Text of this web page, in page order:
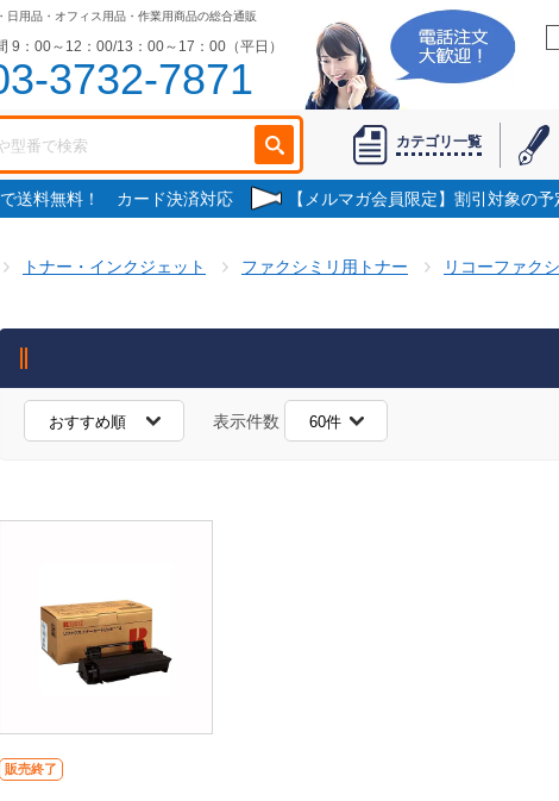
日用品・オフィス用品・作業用商品の総合通販
9：00～12：00/13：00～17：00（平日）
3732-7871
カテゴリ一覧
送料無料！ カード決済対応 【メルマガ会員限定】割引対象の
トナー・インクジェット ファクシミリ用トナー リコーファク
表示件数
販売終了